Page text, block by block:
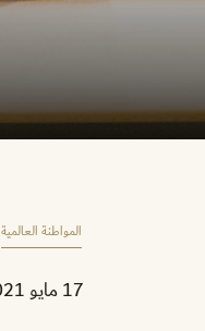
المواطنة العالمية
17 مايو 2021